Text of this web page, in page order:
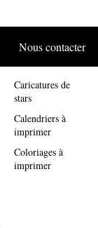
Nous contacter
Caricatures de
stars
Calendriers à
imprimer
Coloriages à
imprimer